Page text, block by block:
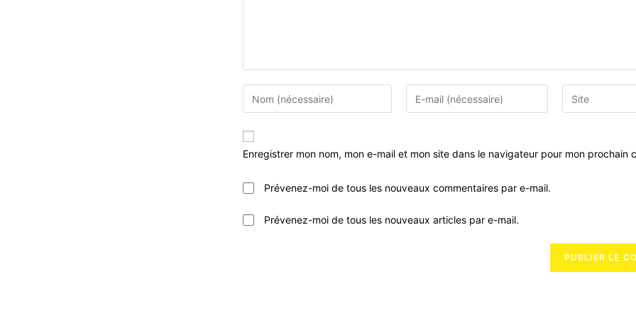
your
name
or
username
to
Enter
your
Saisir
l’URL
Enregistrer mon nom, mon e-mail et mon site dans le navigateur pour mon prochain
Prévenez-moi de tous les nouveaux commentaires par e-mail.
Prévenez-moi de tous les nouveaux articles par e-mail.